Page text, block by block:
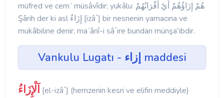
müfred ve cemʹ müsâvîdir; yukâlu: هُمْ إِزَاؤُهُمْ أَيْ أَقْرَانُهُمْ
Şârih der ki asl إِزَاءٌ [izâ΄] bir nesnenin yamacına ve
mukâbiline denir, maʹânî-i sâ΄ire bundan münşaʹibdir.
Vankulu Lugatı - إزاء maddesi
اَلْإِزَاءُ [el-izâ΄] (hemzenin kesri ve elifin meddiyle)